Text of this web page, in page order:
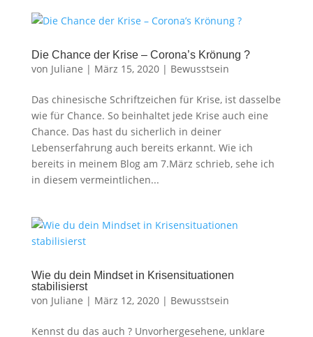
Die Chance der Krise – Corona’s Krönung ?
von Juliane | März 15, 2020| Bewusstsein
Das chinesische Schriftzeichen für Krise, ist dasselbe
wie für Chance. So beinhaltet jede Krise auch eine
Chance. Das hast du sicherlich in deiner
Lebenserfahrung auch bereits erkannt. Wie ich
bereits in meinem Blog am 7.März schrieb, sehe ich
in diesem vermeintlichen...
Wie du dein Mindset in Krisensituationen
stabilisierst
von Juliane | März 12, 2020| Bewusstsein
Kennst du das auch ? Unvorhergesehene, unklare